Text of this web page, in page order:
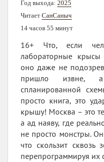
Год выхода: 2025
Читает СанСаныч
14 часов 55 минут
16+ Что, если
лабораторные
оно даже не
пришло извне,
спланированной
просто книга, это
крышу! Москва – это
а ад наяву, где
не просто монстры.
что скользит
перепрограммируя их